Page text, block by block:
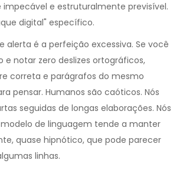
e estruturalmente previsível.
digital" específico.
alerta é a perfeição excessiva. Se você
e notar zero deslizes ortográficos,
correta e parágrafos do mesmo
pensar. Humanos são caóticos. Nós
seguidas de longas elaborações. Nós
de linguagem tende a manter
quase hipnótico, que pode parecer
linhas.